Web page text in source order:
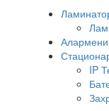
IP